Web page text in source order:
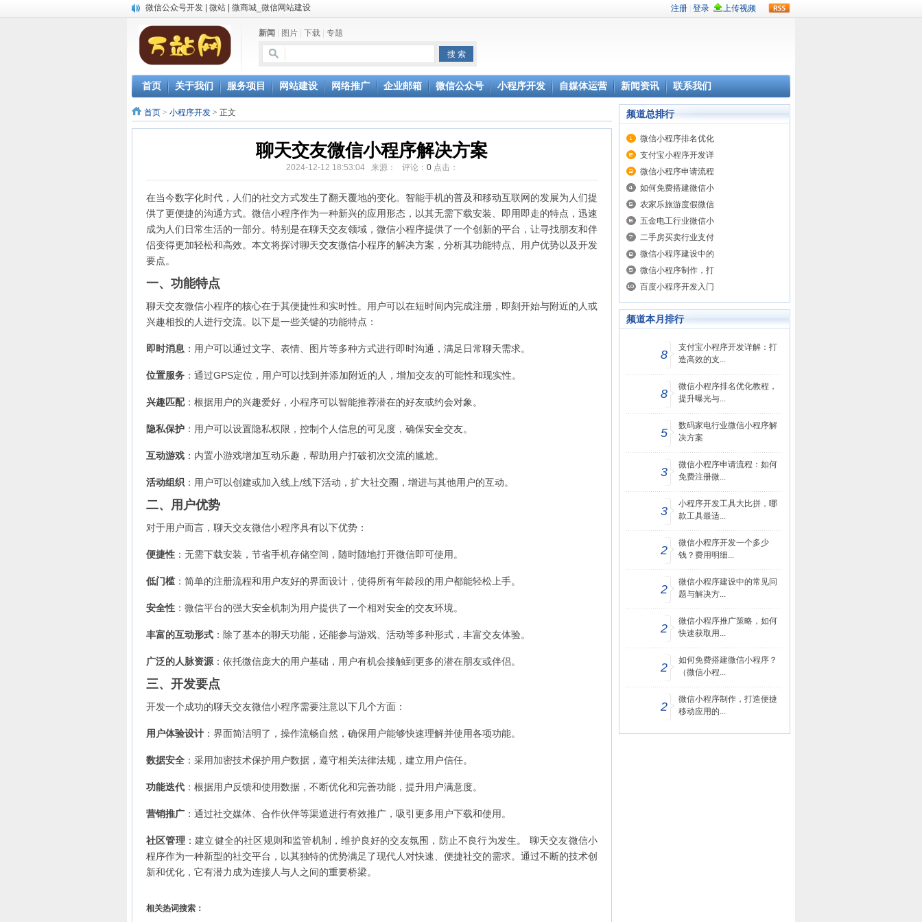
微信公众号开发 | 微站 | 微商城_微信网站建设
网站自动发布文章，AI写作软件让网站推广更轻松
微信小程序开发
新闻 图片 下载 专题
首页 关于我们 服务项目 网站建设 网络推广 企业邮箱 微信公众号 小程序开发 自媒体运营 新闻资讯 联系我们
首页 > 小程序开发 > 正文
聊天交友微信小程序解决方案
2024-12-12 18:53:04 来源： 评论： 0点击：
在当今数字化时代，人们的社交方式发生了翻天覆地的变化。智能手机的普及和移动互联网的发展为人们提
供了更便捷的沟通方式。微信小程序作为一种新兴的应用形态，以其无需下载安装、即用即走的特点，迅速
成为人们日常生活的一部分。特别是在聊天交友领域，微信小程序提供了一个创新的平台，让寻找朋友和伴
侣变得更加轻松和高效。本文将探讨聊天交友微信小程序的解决方案，分析其功能特点、用户优势以及开发
要点。
一、功能特点
聊天交友微信小程序的核心在于其便捷性和实时性。用户可以在短时间内完成注册，即刻开始与附近的人或
兴趣相投的人进行交流。以下是一些关键的功能特点：
即时消息 ：用户可以通过文字、表情、图片等多种方式进行即时沟通，满足日常聊天需求。
位置服务 ：通过GPS定位，用户可以找到并添加附近的人，增加交友的可能性和现实性。
兴趣匹配：根据用户的兴趣爱好，小程序可以智能推荐潜在的好友或约会对象。
隐私保护 ：用户可以设置隐私权限，控制个人信息的可见度，确保安全交友。
互动游戏 ：内置小游戏增加互动乐趣，帮助用户打破初次交流的尴尬。
活动组织 ：用户可以创建或加入线上/线下活动，扩大社交圈，增进与其他用户的互动。
二、用户优势
对于用户而言，聊天交友微信小程序具有以下优势：
便捷性 ：无需下载安装，节省手机存储空间，随时随地打开微信即可使用。
低门槛 ：简单的注册流程和用户友好的界面设计，使得所有年龄段的用户都能轻松上手。
安全性 ：微信平台的强大安全机制为用户提供了一个相对安全的交友环境。
丰富的互动形式 ：除了基本的聊天功能，还能参与游戏、活动等多种形式，丰富交友体验。
广泛的人脉资源 ：依托微信庞大的用户基础，用户有机会接触到更多的潜在朋友或伴侣。
三、开发要点
开发一个成功的聊天交友微信小程序需要注意以下几个方面：
用户体验设计 ：界面简洁明了，操作流畅自然，确保用户能够快速理解并使用各项功能。
数据安全 ：采用加密技术保护用户数据，遵守相关法律法规，建立用户信任。
功能迭代 ：根据用户反馈和使用数据，不断优化和完善功能，提升用户满意度。
营销推广 ：通过社交媒体、合作伙伴等渠道进行有效推广，吸引更多用户下载和使用。
社区管理：建立健全的社区规则和监管机制，维护良好的交友氛围，防止不良行为发生。 聊天交友微信小
程序作为一种新型的社交平台，以其独特的优势满足了现代人对快速、便捷社交的需求。通过不断的技术创
新和优化，它有潜力成为连接人与人之间的重要桥梁。
相关热词搜索：
频道总排行
微信小程序排名优化
支付宝小程序开发详
微信小程序申请流程
如何免费搭建微信小
农家乐旅游度假微信
五金电工行业微信小
二手房买卖行业支付
微信小程序建设中的
微信小程序制作，打
百度小程序开发入门
频道本月排行
8
支付宝小程序开发详解：打
造高效的支...
8
微信小程序排名优化教程，
提升曝光与...
5
数码家电行业微信小程序解
决方案
3
微信小程序申请流程：如何
免费注册微...
3
小程序开发工具大比拼，哪
款工具最适...
2
微信小程序开发一个多少
钱？费用明细...
2
微信小程序建设中的常见问
题与解决方...
2
微信小程序推广策略，如何
快速获取用...
2
如何免费搭建微信小程序？
（微信小程...
2
微信小程序制作，打造便捷
移动应用的...